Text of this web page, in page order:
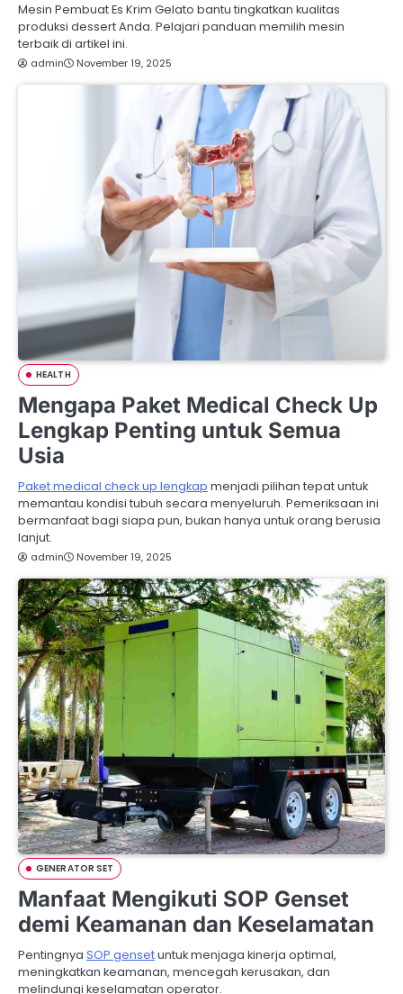
Mesin Pembuat Es Krim Gelato bantu tingkatkan kualitas
produksi dessert Anda. Pelajari panduan memilih mesin
terbaik di artikel ini.
admin November 19, 2025
HEALTH
Mengapa Paket Medical Check Up
Lengkap Penting untuk Semua
Usia
Paket medical check up lengkap menjadi pilihan tepat untuk
memantau kondisi tubuh secara menyeluruh. Pemeriksaan ini
bermanfaat bagi siapa pun, bukan hanya untuk orang berusia
lanjut.
admin November 19, 2025
GENERATOR SET
Manfaat Mengikuti SOP Genset
demi Keamanan dan Keselamatan
Pentingnya SOP gensetuntuk menjaga kinerja optimal,
meningkatkan keamanan, mencegah kerusakan, dan
melindungi keselamatan operator.